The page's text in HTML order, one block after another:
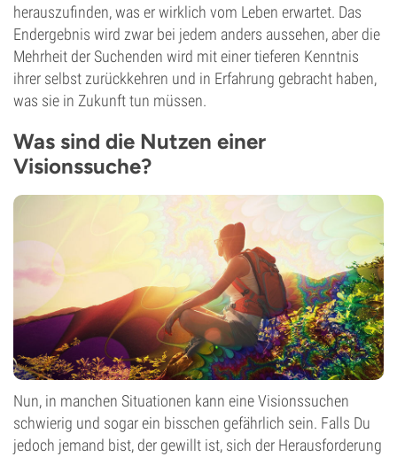
herauszufinden, was er wirklich vom Leben erwartet. Das
Endergebnis wird zwar bei jedem anders aussehen, aber die
Mehrheit der Suchenden wird mit einer tieferen Kenntnis
ihrer selbst zurückkehren und in Erfahrung gebracht haben,
was sie in Zukunft tun müssen.
Was sind die Nutzen einer
Visionssuche?
Nun, in manchen Situationen kann eine Visionssuchen
schwierig und sogar ein bisschen gefährlich sein. Falls Du
jedoch jemand bist, der gewillt ist, sich der Herausforderung